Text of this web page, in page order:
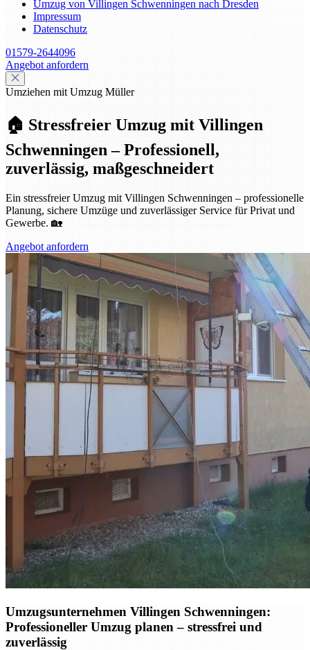
Umzug von Villingen Schwenningen nach Dresden
Impressum
Datenschutz
01579-2644096
Angebot anfordern
Umziehen mit Umzug Müller
🏠 Stressfreier Umzug mit Villingen
Schwenningen – Professionell,
zuverlässig, maßgeschneidert
Ein stressfreier Umzug mit Villingen Schwenningen – professionelle
Planung, sichere Umzüge und zuverlässiger Service für Privat und
Gewerbe. 🏡
Angebot anfordern
Umzugsunternehmen Villingen Schwenningen:
Professioneller Umzug planen – stressfrei und
zuverlässig